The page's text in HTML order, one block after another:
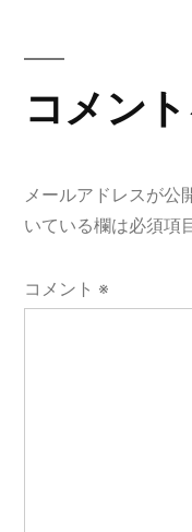
シ
ョコメン
メールアドレスが公
いている欄は必須項
コメント ※